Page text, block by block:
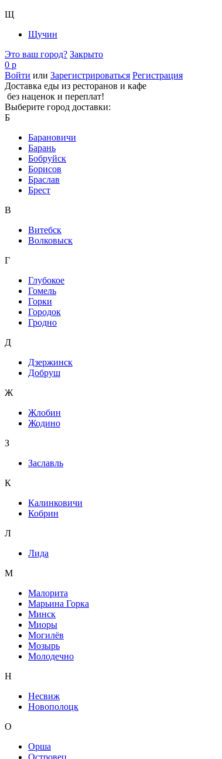
Щ
Щучин
Это ваш город? Закрыто
0 р
Войти или Зарегистрироваться Регистрация
Доставка еды из ресторанов и кафе
без наценок и переплат!
Выберите город доставки:
Б
Барановичи
Барань
Бобруйск
Борисов
Браслав
Брест
В
Витебск
Волковыск
Г
Глубокое
Гомель
Горки
Городок
Гродно
Д
Дзержинск
Добруш
Ж
Жлобин
Жодино
З
Заславль
К
Калинковичи
Кобрин
Л
Лида
М
Малорита
Марьина Горка
Минск
Миоры
Могилёв
Мозырь
Молодечно
Н
Несвиж
Новополоцк
О
Орша
Островец